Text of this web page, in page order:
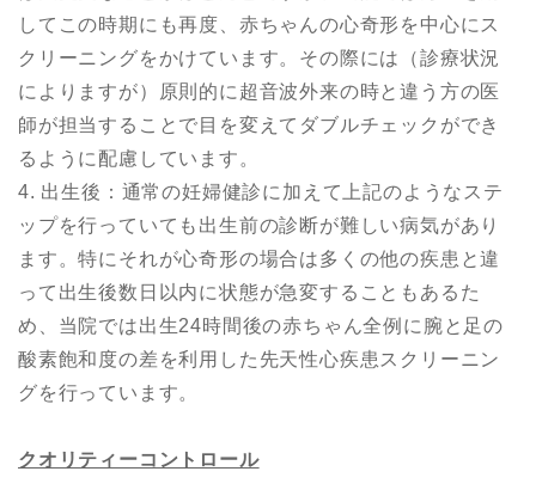
してこの時期にも再度、赤ちゃんの心奇形を中心にス
クリーニングをかけています。その際には（診療状況
によりますが）原則的に超音波外来の時と違う方の医
師が担当することで目を変えてダブルチェックができ
るように配慮しています。
4. 出生後：通常の妊婦健診に加えて上記のようなステ
ップを行っていても出生前の診断が難しい病気があり
ます。特にそれが心奇形の場合は多くの他の疾患と違
って出生後数日以内に状態が急変することもあるた
め、当院では出生24時間後の赤ちゃん全例に腕と足の
酸素飽和度の差を利用した先天性心疾患スクリーニン
グを行っています。
クオリティーコントロール